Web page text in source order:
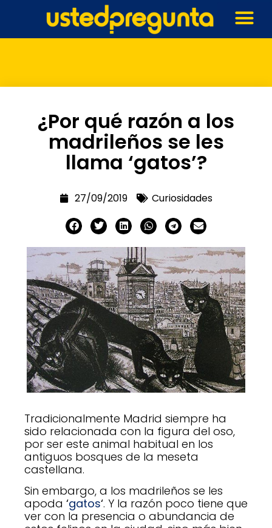
¿Por qué razón a los
madrileños se les
llama ‘gatos’?
27/09/2019 Curiosidades
Tradicionalmente Madrid siempre ha
sido relacionada con la figura del oso,
por ser este animal habitual en los
antiguos bosques de la meseta
castellana.
Sin embargo, a los madrileños se les
apoda ‘gatos‘. Y la razón poco tiene que
ver con la presencia o abundancia de